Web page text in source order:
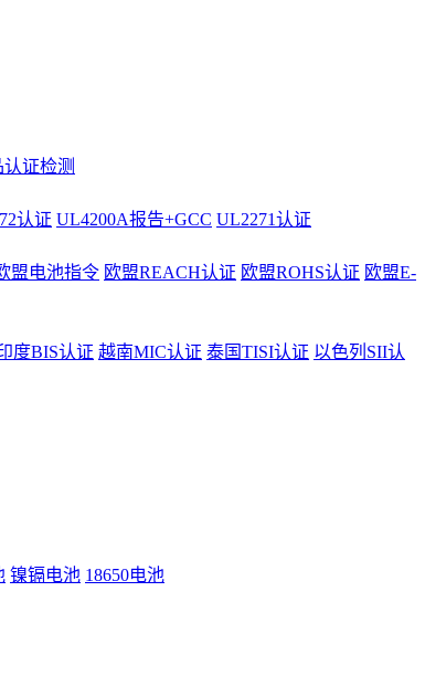
证检测
认证 UL4200A报告+GCC UL2271认证
盟电池指令 欧盟REACH认证 欧盟ROHS认证 欧盟E-
度BIS认证 越南MIC认证 泰国TISI认证 以色列SII认
镍镉电池 18650电池